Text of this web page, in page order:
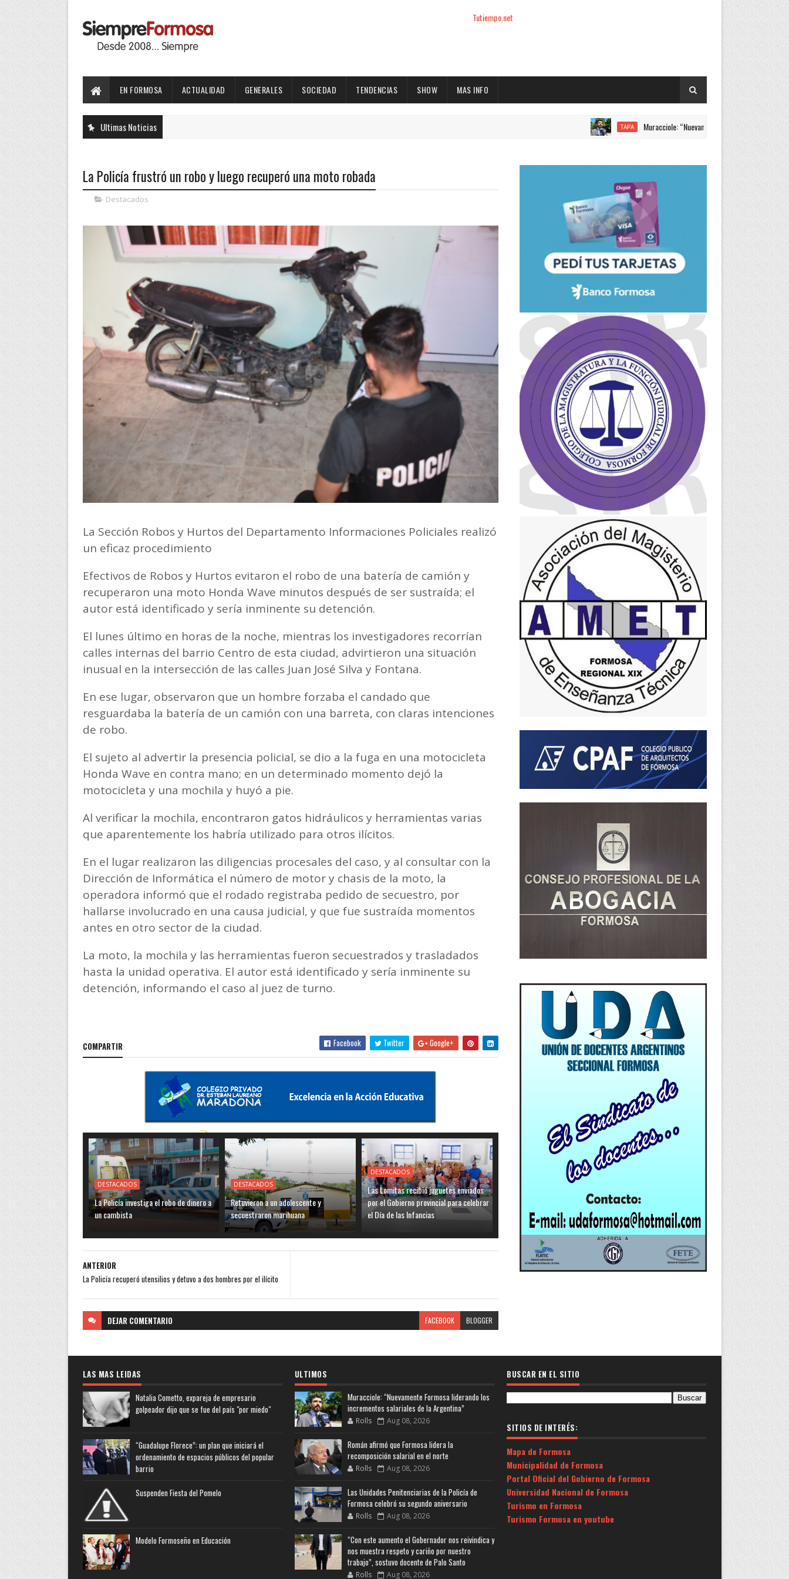
Tutiempo.net
EN FORMOSA ACTUALIDAD GENERALES SOCIEDAD TENDENCIAS SHOW MAS INFO
Ultimas Noticias TAPA Muracciole: “Nuevamente Formosa liderando los
La Policía frustró un robo y luego recuperó una moto robada
Destacados
La Sección Robos y Hurtos del Departamento Informaciones Policiales realizó
un eficaz procedimiento
Efectivos de Robos y Hurtos evitaron el robo de una batería de camión y
recuperaron una moto Honda Wave minutos después de ser sustraída; el
autor está identificado y sería inminente su detención.
El lunes último en horas de la noche, mientras los investigadores recorrían
calles internas del barrio Centro de esta ciudad, advirtieron una situación
inusual en la intersección de las calles Juan José Silva y Fontana.
En ese lugar, observaron que un hombre forzaba el candado que
resguardaba la batería de un camión con una barreta, con claras intenciones
de robo.
El sujeto al advertir la presencia policial, se dio a la fuga en una motocicleta
Honda Wave en contra mano; en un determinado momento dejó la
motocicleta y una mochila y huyó a pie.
Al verificar la mochila, encontraron gatos hidráulicos y herramientas varias
que aparentemente los habría utilizado para otros ilícitos.
En el lugar realizaron las diligencias procesales del caso, y al consultar con la
Dirección de Informática el número de motor y chasis de la moto, la
operadora informó que el rodado registraba pedido de secuestro, por
hallarse involucrado en una causa judicial, y que fue sustraída momentos
antes en otro sector de la ciudad.
La moto, la mochila y las herramientas fueron secuestrados y trasladados
hasta la unidad operativa. El autor está identificado y sería inminente su
detención, informando el caso al juez de turno.
COMPARTIR Facebook Twitter Google+
DESTACADOS
La Policía investiga el robo de dinero a
un cambista
DESTACADOS
Retuvieron a un adolescente y
secuestraron marihuana
DESTACADOS
Las Lomitas recibió juguetes enviados
por el Gobierno provincial para celebrar
el Día de las Infancias
ANTERIOR
La Policía recuperó utensilios y detuvo a dos hombres por el ilícito
DEJAR COMENTARIO FACEBOOK BLOGGER
LAS MAS LEIDAS
Natalia Cometto, expareja de empresario
golpeador dijo que se fue del país "por miedo"
“Guadalupe Florece”: un plan que iniciará el
ordenamiento de espacios públicos del popular
barrio
Suspenden Fiesta del Pomelo
Modelo Formoseño en Educación
ULTIMOS
Muracciole: “Nuevamente Formosa liderando los
incrementos salariales de la Argentina”
Rolls Aug 08, 2026
Román afirmó que Formosa lidera la
recomposición salarial en el norte
Rolls Aug 08, 2026
Las Unidades Penitenciarias de la Policía de
Formosa celebró su segundo aniversario
Rolls Aug 08, 2026
“Con este aumento el Gobernador nos reivindica y
nos muestra respeto y cariño por nuestro
trabajo”, sostuvo docente de Palo Santo
Rolls Aug 08, 2026
BUSCAR EN EL SITIO
SITIOS DE INTERÉS:
Mapa de Formosa
Municipalidad de Formosa
Portal Oficial del Gobierno de Formosa
Universidad Nacional de Formosa
Turismo en Formosa
Turismo Formosa en youtube